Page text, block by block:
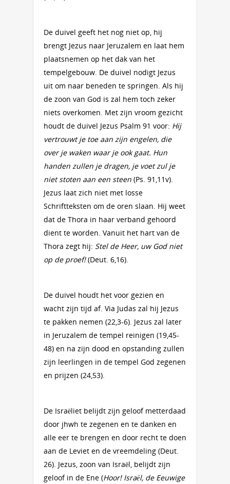
De duivel geeft het nog niet op, hij
brengt Jezus naar Jeruzalem en laat hem
plaatsnemen op het dak van het
tempelgebouw. De duivel nodigt Jezus
uit om naar beneden te springen. Als hij
de zoon van God is zal hem toch zeker
niets overkomen. Met zijn vroom gezicht
houdt de duivel Jezus Psalm 91 voor: Hij
vertrouwt je toe aan zijn engelen, die
over je waken waar je ook gaat. Hun
handen zullen je dragen, je voet zul je
niet stoten aan een steen (Ps. 91,11v).
Jezus laat zich niet met losse
Schriftteksten om de oren slaan. Hij weet
dat de Thora in haar verband gehoord
dient te worden. Vanuit het hart van de
Thora zegt hij: Stel de Heer, uw God niet
op de proef!(Deut. 6,16).
De duivel houdt het voor gezien en
wacht zijn tijd af. Via Judas zal hij Jezus
te pakken nemen (22,3-6). Jezus zal later
in Jeruzalem de tempel reinigen (19,45-
48) en na zijn dood en opstanding zullen
zijn leerlingen in de tempel God zegenen
en prijzen (24,53).
De Israëliet belijdt zijn geloof metterdaad
door jhwh te zegenen en te danken en
alle eer te brengen en door recht te doen
aan de Leviet en de vreemdeling (Deut.
26). Jezus, zoon van Israël, belijdt zijn
geloof in de Ene (Hoor! Israël, de Eeuwige